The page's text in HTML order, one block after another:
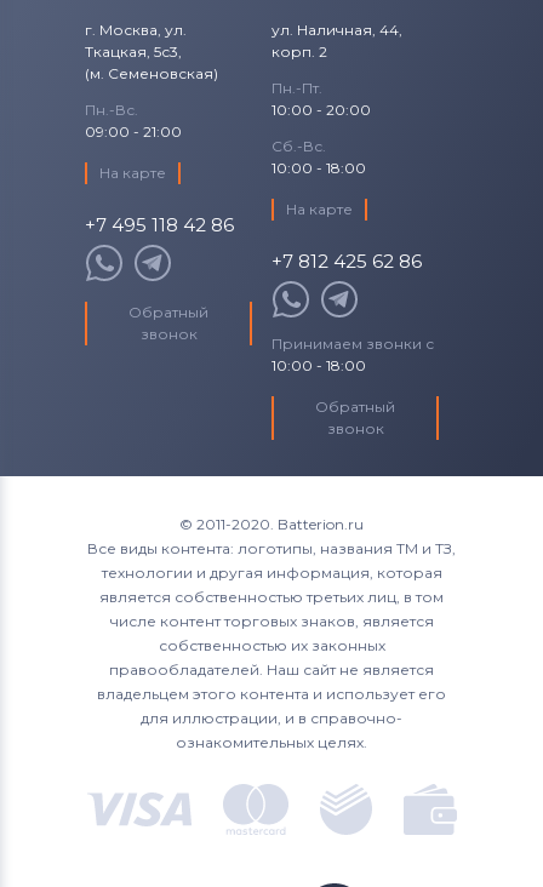
г. Москва, ул.
Ткацкая, 5с3,
(м. Семеновская)
Пн.-Вс.
09:00 - 21:00
На карте
+7 495 118 42 86
Обратный
звонок
ул. Наличная, 44,
корп. 2
Пн.-Пт.
10:00 - 20:00
Сб.-Вс.
10:00 - 18:00
На карте
+7 812 425 62 86
Принимаем звонки с
10:00 - 18:00
Обратный
звонок
© 2011-2020. Batterion.ru
Все виды контента: логотипы, названия ТМ и ТЗ,
технологии и другая информация, которая
является собственностью третьих лиц, в том
числе контент торговых знаков, является
собственностью их законных
правообладателей. Наш сайт не является
владельцем этого контента и использует его
для иллюстрации, и в справочно-
ознакомительных целях.